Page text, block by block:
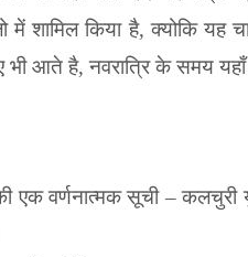
में शामिल किया है,क्योकि यह
भी आते है,नवरात्रि के समय
एक वर्णनात्मक सूची –